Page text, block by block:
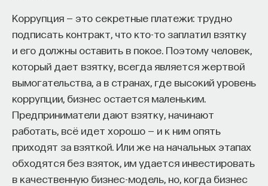
Коррупция — это секретные платежи: трудно
подписать контракт, что кто-то заплатил взятку
и его должны оставить в покое. Поэтому человек,
который дает взятку, всегда является жертвой
вымогательства, а в странах, где высокий уровень
коррупции, бизнес остается маленьким.
Предприниматели дают взятку, начинают
работать, всё идет хорошо — и к ним опять
приходят за взяткой. Или же на начальных этапах
обходятся без взяток, им удается инвестировать
в качественную бизнес-модель, но, когда бизнес